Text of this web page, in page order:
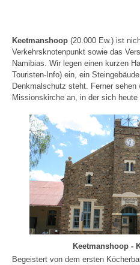
Keetmanshoop (20.000 Ew.) ist
Verkehrsknotenpunkt sowie das
Namibias. Wir legen einen kurzen
Touristen-Info) ein, ein
Denkmalschutz steht. Ferner
Missionskirche an, in der sich
Keetmanshoop -
Begeistert von dem ersten